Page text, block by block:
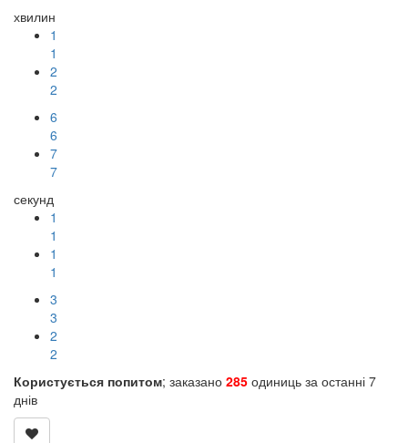
хвилин
1
1
2
2
6
6
7
7
секунд
1
1
1
1
2
2
1
1
Користується попитом; заказано 285 одиниць за останні 7
днів